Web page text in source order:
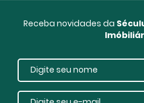
Receba novidades da